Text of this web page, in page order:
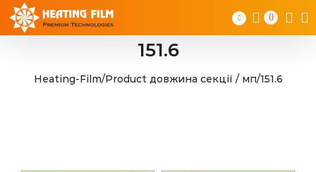
Skip
0
151.6
Heating-Film/Product довжина секції / мп/151.6